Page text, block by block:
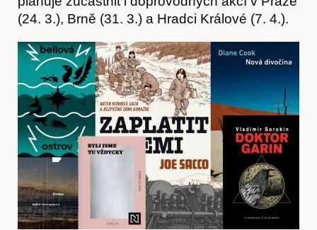
Časopis
(24. 3.), Brně (31. 3.) a Hradci Králové (7. 4.).